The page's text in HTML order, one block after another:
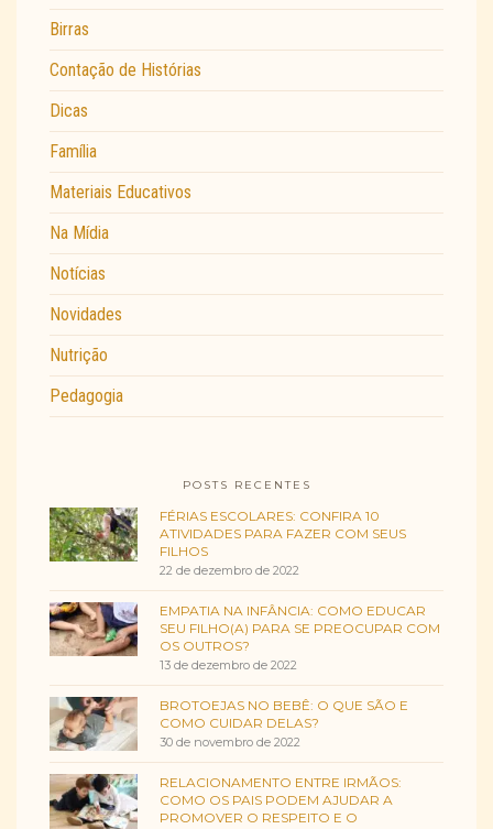
Birras
Contação de Histórias
Dicas
Família
Materiais Educativos
Na Mídia
Notícias
Novidades
Nutrição
Pedagogia
POSTS RECENTES
FÉRIAS ESCOLARES: CONFIRA 10
ATIVIDADES PARA FAZER COM SEUS
FILHOS
22 de dezembro de 2022
EMPATIA NA INFÂNCIA: COMO EDUCAR
SEU FILHO(A) PARA SE PREOCUPAR COM
OS OUTROS?
13 de dezembro de 2022
BROTOEJAS NO BEBÊ: O QUE SÃO E
COMO CUIDAR DELAS?
30 de novembro de 2022
RELACIONAMENTO ENTRE IRMÃOS:
COMO OS PAIS PODEM AJUDAR A
PROMOVER O RESPEITO E O